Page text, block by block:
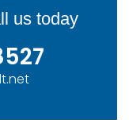
us today